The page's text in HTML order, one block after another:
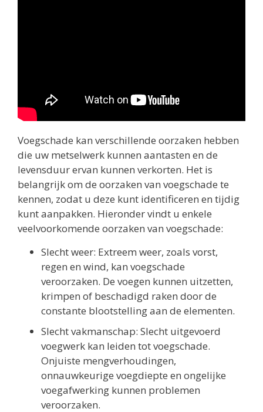
Voegschade kan verschillende oorzaken hebben
die uw metselwerk kunnen aantasten en de
levensduur ervan kunnen verkorten. Het is
belangrijk om de oorzaken van voegschade te
kennen, zodat u deze kunt identificeren en tijdig
kunt aanpakken. Hieronder vindt u enkele
veelvoorkomende oorzaken van voegschade:
Slecht weer: Extreem weer, zoals vorst,
regen en wind, kan voegschade
veroorzaken. De voegen kunnen uitzetten,
krimpen of beschadigd raken door de
constante blootstelling aan de elementen.
Slecht vakmanschap: Slecht uitgevoerd
voegwerk kan leiden tot voegschade.
Onjuiste mengverhoudingen,
onnauwkeurige voegdiepte en ongelijke
voegafwerking kunnen problemen
veroorzaken.